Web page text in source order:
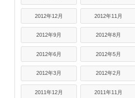
2012年12月 2012年11月
2012年9月 2012年8月
2012年6月 2012年5月
2012年3月 2012年2月
2011年12月 2011年11月